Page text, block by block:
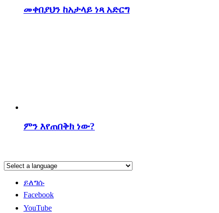
መቀበያህን ከአታላይ ነጻ አድርግ
ምን እየጠበቅክ ነው?
ይለግሱ
Facebook
YouTube